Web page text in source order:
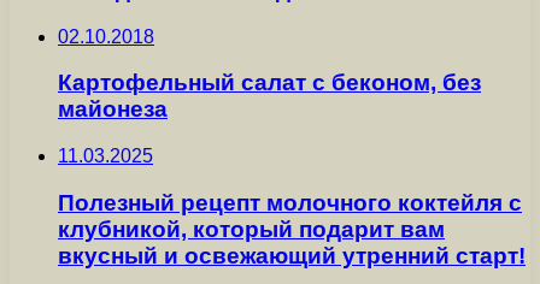
02.10.2018
Картофельный салат с беконом, без
майонеза
11.03.2025
Полезный рецепт молочного коктейля с
клубникой, который подарит вам
вкусный и освежающий утренний старт!